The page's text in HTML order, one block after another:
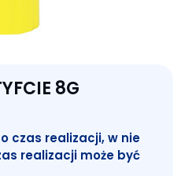
8G
czas realizacji, w nie
realizacji może być